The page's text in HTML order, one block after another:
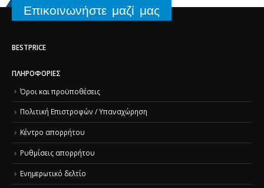
Επικοινωνήστε μαζί μας
BESTPRICE
ΠΛΗΡΟΦΟΡΊΕΣ
Όροι και προϋποθέσεις
Πολιτική Επιστροφών / Υπαναχώρηση
Κέντρο απορρήτου
Ρυθμίσεις απορρήτου
Ενημερωτικό δελτίο